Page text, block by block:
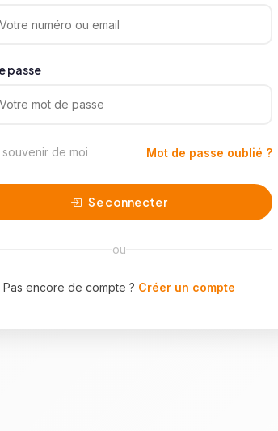
passe
souvenir de moi Mot de passe oublié ?
Se connecter
ou
Pas encore de compte ? Créer un compte